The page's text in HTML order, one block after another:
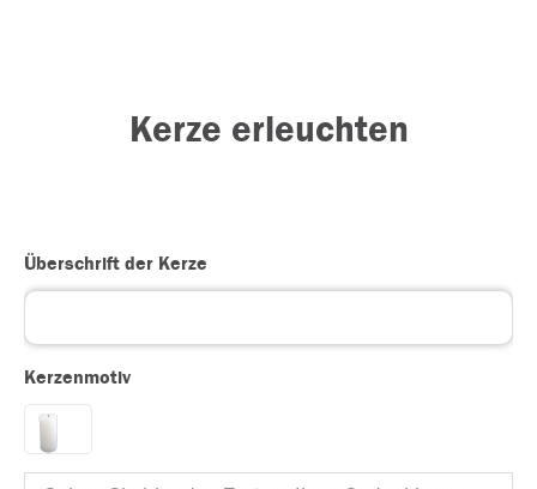
Kerze erleuchten
Überschrift der Kerze
Kerzenmotiv